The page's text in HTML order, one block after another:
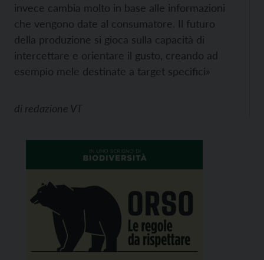
invece cambia molto in base alle informazioni
che vengono date al consumatore. Il futuro
della produzione si gioca sulla capacità di
intercettare e orientare il gusto, creando ad
esempio mele destinate a target specifici»
di redazione VT